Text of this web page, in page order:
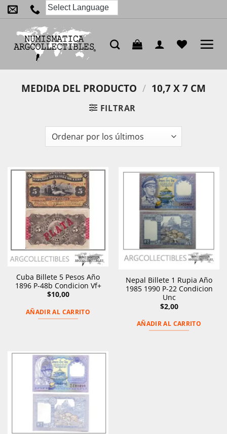
Saltar
al
contenido
MEDIDA DEL PRODUCTO / 10,7 X 7 CM
FILTRAR
Cuba Billete 5 Pesos Año
1896 P-48b Condicion Vf+
$10,00
AÑADIR AL CARRITO
Nepal Billete 1 Rupia Año
1985 1990 P-22 Condicion
Unc
$2,00
AÑADIR AL CARRITO